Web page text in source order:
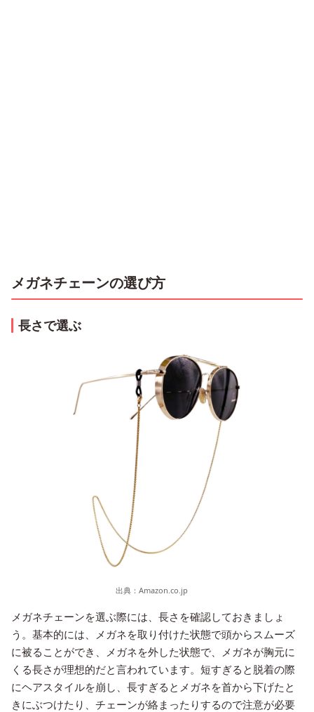
メガネチェーンの選び方
長さで選ぶ
出典： Amazon.co.jp
メガネチェーンを選ぶ際には、長さを確認しておきましょ
う。基本的には、メガネを取り付けた状態で頭からスムーズ
に被ることができ、メガネを外した状態で、メガネが胸元に
くる長さが理想的だと言われています。短すぎると脱着の際
にヘアスタイルを崩し、長すぎるとメガネを首から下げたと
きにぶつけたり、チェーンが絡まったりするので注意が必要